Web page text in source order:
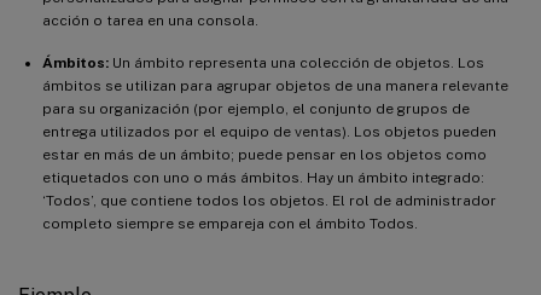
acción o tarea en una consola.
Ámbitos: Un ámbito representa una colección de objetos. Los
ámbitos se utilizan para agrupar objetos de una manera relevante
para su organización (por ejemplo, el conjunto de grupos de
entrega utilizados por el equipo de ventas). Los objetos pueden
estar en más de un ámbito; puede pensar en los objetos como
etiquetados con uno o más ámbitos. Hay un ámbito integrado:
‘Todos’, que contiene todos los objetos. El rol de administrador
completo siempre se empareja con el ámbito Todos.